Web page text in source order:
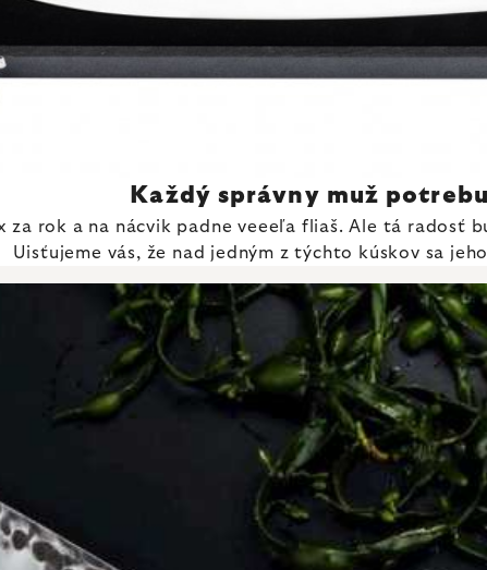
Každý správny muž
za rok a na nácvik padne veeeľa fliaš. Ale tá radosť
Uisťujeme vás, že nad jedným z týchto kúskov sa